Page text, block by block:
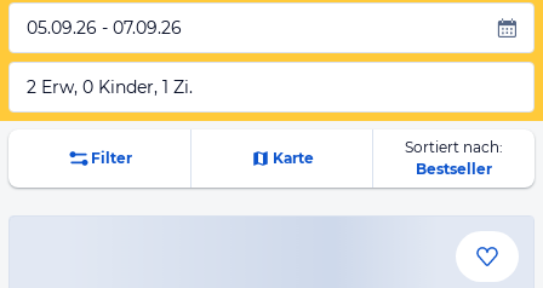
05.09.26 - 07.09.26
2 Erw, 0 Kinder, 1 Zi.
Filter Karte
Sortiert nach:
Bestseller